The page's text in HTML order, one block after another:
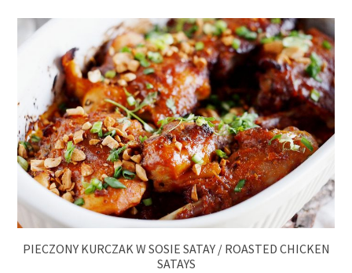
PIECZONY KURCZAK W SOSIE SATAY / ROASTED CHICKEN
SATAYS